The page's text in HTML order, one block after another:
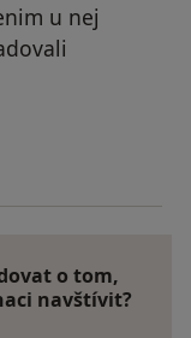
u nej
účet byl odstraněn
o tom,
navštívit?